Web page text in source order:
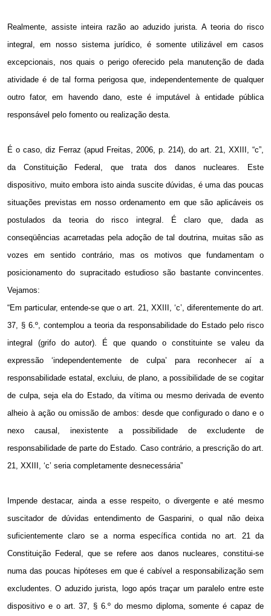
Realmente, assiste inteira razão ao aduzido jurista. A teoria do risco
integral, em nosso sistema jurídico, é somente utilizável em casos
excepcionais, nos quais o perigo oferecido pela manutenção de dada
atividade é de tal forma perigosa que, independentemente de qualquer
outro fator, em havendo dano, este é imputável à entidade pública
responsável pelo fomento ou realização desta.
É o caso, diz Ferraz (apud Freitas, 2006, p. 214), do art. 21, XXIII, “c”,
da Constituição Federal, que trata dos danos nucleares. Este
dispositivo, muito embora isto ainda suscite dúvidas, é uma das poucas
situações previstas em nosso ordenamento em que são aplicáveis os
postulados da teoria do risco integral. É claro que, dada as
conseqüências acarretadas pela adoção de tal doutrina, muitas são as
vozes em sentido contrário, mas os motivos que fundamentam o
posicionamento do supracitado estudioso são bastante convincentes.
Vejamos:
“Em particular, entende-se que o art. 21, XXIII, ‘c’, diferentemente do art.
37, § 6.º, contemplou a teoria da responsabilidade do Estado pelo risco
integral (grifo do autor). É que quando o constituinte se valeu da
expressão ‘independentemente de culpa’ para reconhecer aí a
responsabilidade estatal, excluiu, de plano, a possibilidade de se cogitar
de culpa, seja ela do Estado, da vítima ou mesmo derivada de evento
alheio à ação ou omissão de ambos: desde que configurado o dano e o
nexo causal, inexistente a possibilidade de excludente de
responsabilidade de parte do Estado. Caso contrário, a prescrição do art.
21, XXIII, ‘c’ seria completamente desnecessária”
Impende destacar, ainda a esse respeito, o divergente e até mesmo
suscitador de dúvidas entendimento de Gasparini, o qual não deixa
suficientemente claro se a norma específica contida no art. 21 da
Constituição Federal, que se refere aos danos nucleares, constitui-se
numa das poucas hipóteses em que é cabível a responsabilização sem
excludentes. O aduzido jurista, logo após traçar um paralelo entre este
dispositivo e o art. 37, § 6.º do mesmo diploma, somente é capaz de